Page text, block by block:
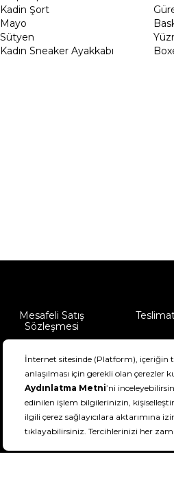
Kadin Şort
Mayo
Sütyen
Kadın Sneaker Ayakkabı
Mesafeli Satış
Sözleşmesi